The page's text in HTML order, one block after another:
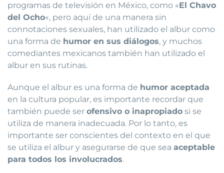
programas de televisión en México, como «El Chavo
del Ocho«, pero aquí de una manera sin
connotaciones sexuales, han utilizado el albur como
una forma de humor en sus diálogos, y muchos
comediantes mexicanos también han utilizado el
albur en sus rutinas.
Aunque el albur es una forma de humor aceptada
en la cultura popular, es importante recordar que
también puede ser ofensivo o inapropiado si se
utiliza de manera inadecuada. Por lo tanto, es
importante ser conscientes del contexto en el que
se utiliza el albur y asegurarse de que sea aceptable
para todos los involucrados.